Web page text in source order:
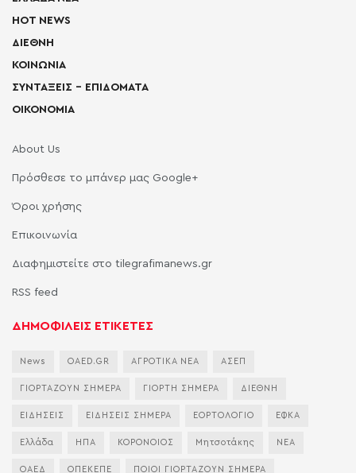
HOT NEWS
ΔΙΕΘΝΗ
ΚΟΙΝΩΝΙΑ
ΣΥΝΤΑΞΕΙΣ – ΕΠΙΔΟΜΑΤΑ
ΟΙΚΟΝΟΜΙΑ
About Us
Πρόσθεσε το μπάνερ μας Google+
Όροι χρήσης
Επικοινωνία
Διαφημιστείτε στο tilegrafimanews.gr
RSS feed
ΔΗΜΟΦΙΛΕΙΣ ΕΤΙΚΕΤΕΣ
News OAED.GR ΑΓΡΟΤΙΚΑ ΝΕΑ ΑΣΕΠ
ΓΙΟΡΤΑΖΟΥΝ ΣΗΜΕΡΑ ΓΙΟΡΤΗ ΣΗΜΕΡΑ ΔΙΕΘΝΗ
ΕΙΔΗΣΕΙΣ ΕΙΔΗΣΕΙΣ ΣΗΜΕΡΑ ΕΟΡΤΟΛΟΓΙΟ ΕΦΚΑ
Ελλάδα ΗΠΑ ΚΟΡΟΝΟΙΟΣ Μητσοτάκης ΝΕΑ
ΟΑΕΔ ΟΠΕΚΕΠΕ ΠΟΙΟΙ ΓΙΟΡΤΑΖΟΥΝ ΣΗΜΕΡΑ